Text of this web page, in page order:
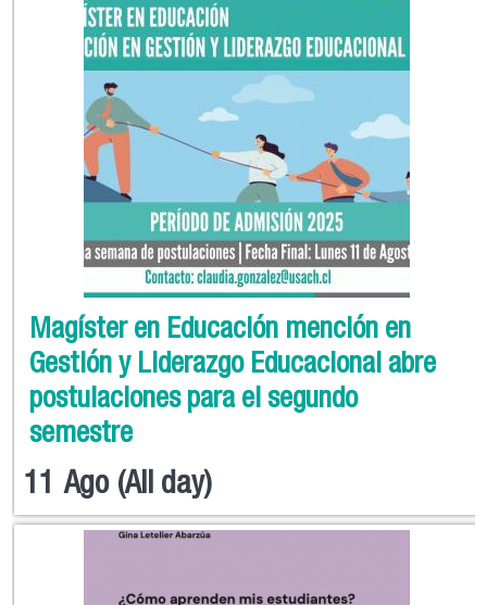
Magíster en Educación mención en
Gestión y Liderazgo Educacional abre
postulaciones para el segundo
semestre
11 Ago (All day)